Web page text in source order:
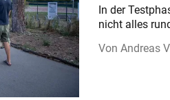
In der
nicht alles
Andreas